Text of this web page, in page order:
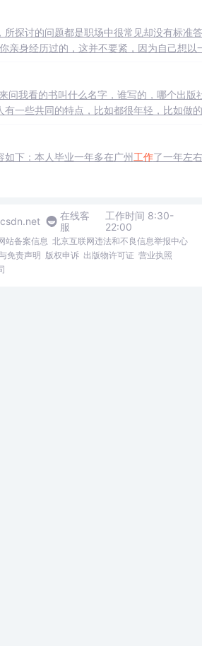
探讨的问题都是职场中很常见却没有标准
亲身经历过的，这并不要紧，因为自己想以
问我看的书叫什么名字，谁写的，哪个出版
一些共同的特点，比如都很年轻，比如做
下：本人毕业一年多在广州工作了一年左
在线客
服
工作时间 8:30-
22:00
站备案信息 北京互联网违法和不良信息举报中心
免责声明 版权申诉 出版物许可证 营业执照